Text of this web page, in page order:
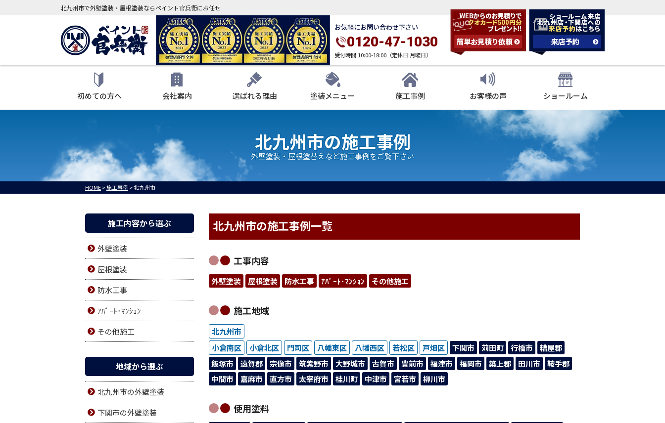
北九州市で外壁塗装・屋根塗装ならペイント官兵衛にお任せ
お気軽にお問い合わせ下さい
0120-47-1030
受付時間 10:00-18:00（定休日:月曜日）
初めての方へ 会社案内 選ばれる理由 塗装メニュー 施工事例 お客様の声 ショールーム
北九州市の施工事例
外壁塗装・屋根塗替えなど施工事例をご覧下さい
HOME>施工事例>北九州市
北九州市の施工事例一覧
工事内容
外壁塗装 屋根塗装 防水工事 ｱﾊﾟｰﾄ･ﾏﾝｼｮﾝ その他施工
施工地域
北九州市
小倉南区
小倉北区 門司区 八幡東区 八幡西区 若松区 戸畑区 下関市 苅田町 行橋市
糟屋郡
飯塚市
遠賀郡 宗像市 筑紫野市 大野城市 古賀市 豊前市 福津市 福岡市 築上郡 田川市
鞍手郡
中間市
嘉麻市 直方市 太宰府市 桂川町 中津市 宮若市 柳川市
使用塗料
施工内容から選ぶ
外壁塗装
屋根塗装
防水工事
ｱﾊﾟｰﾄ･ﾏﾝｼｮﾝ
その他施工
地域から選ぶ
北九州市の外壁塗装
下関市の外壁塗装